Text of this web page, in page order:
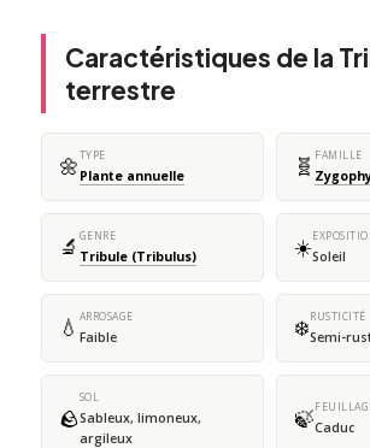
Caractéristiques de la
terrestre
🌼TYPE
Plante annuelle 🧬 FAMILLE
🔬 GENRE
Tribule (Tribulus) ☀️Soleil
💧 ARROSAGE
Faible ❄️RUSTICITÉ
Semi-
🪨
SOL
Sableux, limoneux,
argileux
🍃Caduc